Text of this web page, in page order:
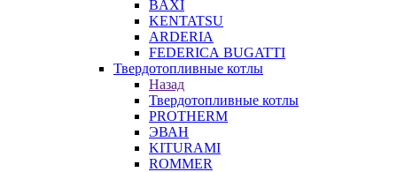
BAXI
KENTATSU
ARDERIA
FEDERICА BUGATTI
Твердотопливные котлы
Назад
Твердотопливные котлы
PROTHERM
ЭВАН
KITURAMI
ROMMER